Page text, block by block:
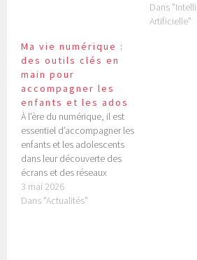
Dans
Artificielle"
Ma vie numérique :
des outils clés en
main pour
accompagner les
enfants et les ados
À l’ère du numérique, il est
essentiel d’accompagner les
enfants et les adolescents
dans leur découverte des
écrans et des réseaux
sociaux. Le programme "Ma
vie numérique" d’Internet
3 mai 2026
Dans "Actualités"